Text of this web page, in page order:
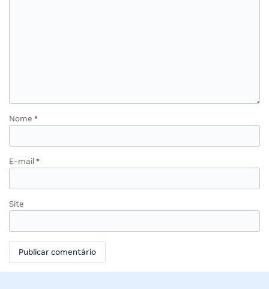
Nome *
E-mail *
Site